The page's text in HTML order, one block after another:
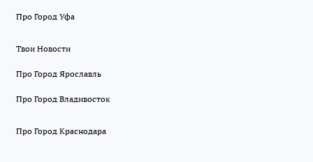
Про Город Уфа
Твои Новости
Про Город Ярославль
Про Город Владивосток
Про Город Краснодара